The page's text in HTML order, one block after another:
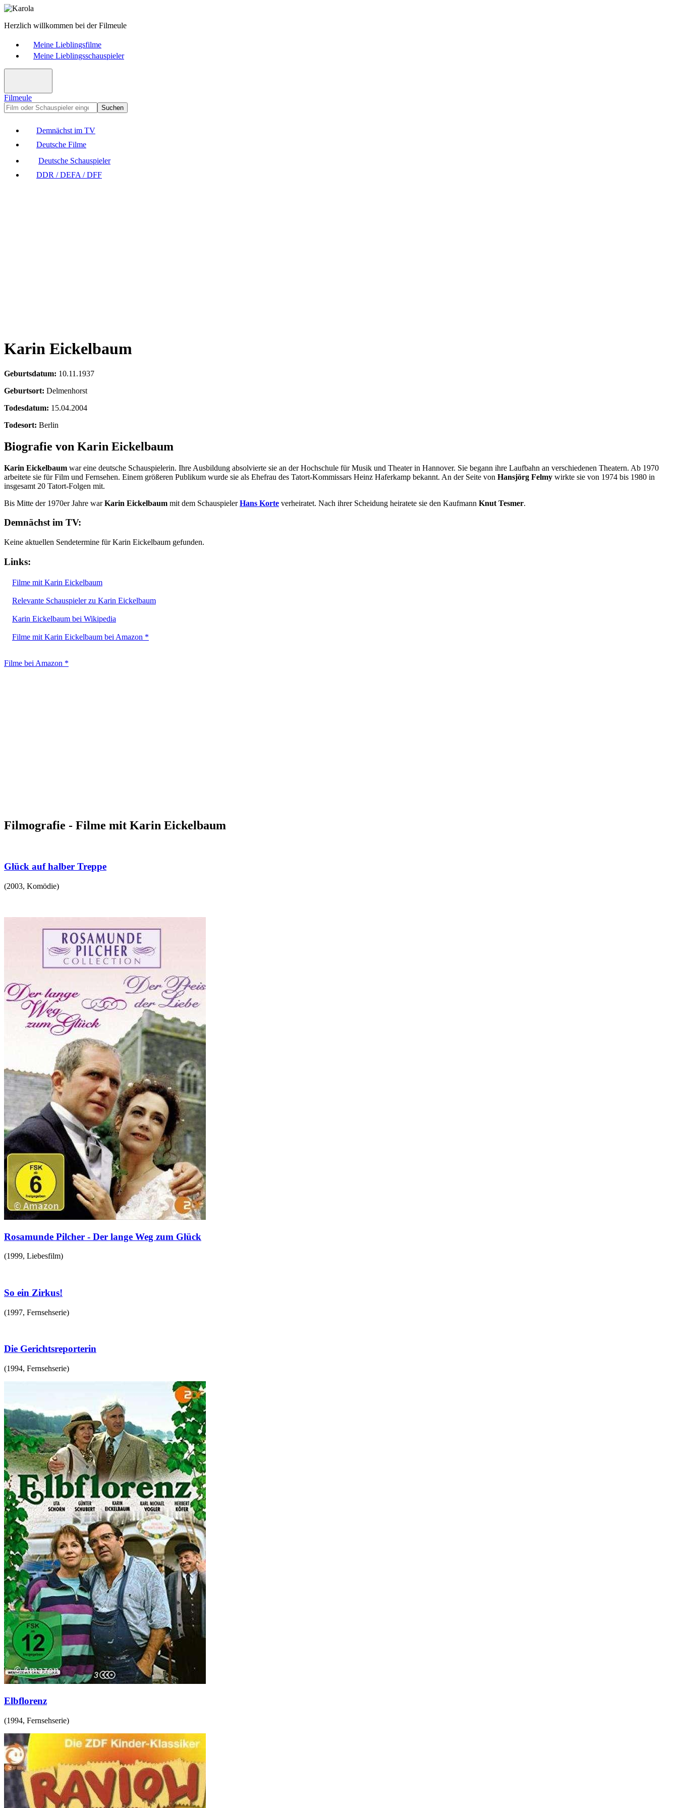
Herzlich willkommen bei der Filmeule
Meine Lieblingsfilme
Meine Lieblingsschauspieler
Filmeule
Suchen
Demnächst im TV
Deutsche Filme
Deutsche Schauspieler
DDR / DEFA / DFF
Karin Eickelbaum
Geburtsdatum: 10.11.1937
Geburtsort: Delmenhorst
Todesdatum: 15.04.2004
Todesort: Berlin
Biografie von Karin Eickelbaum
Karin Eickelbaum war eine deutsche Schauspielerin. Ihre Ausbildung absolvierte sie an der Hochschule für Musik und Theater in Hannover. Sie begann ihre Laufbahn an verschiedenen Theatern. Ab 1970
arbeitete sie für Film und Fernsehen. Einem größeren Publikum wurde sie als Ehefrau des Tatort-Kommissars Heinz Haferkamp bekannt. An der Seite von Hansjörg Felmy wirkte sie von 1974 bis 1980 in
insgesamt 20 Tatort-Folgen mit.
Bis Mitte der 1970er Jahre warKarin Eickelbaum mit dem SchauspielerHans Korte verheiratet. Nach ihrer Scheidung heiratete sie den Kaufmann Knut Tesmer.
Demnächst im TV:
Keine aktuellen Sendetermine für Karin Eickelbaum gefunden.
Links:
Filme mit Karin Eickelbaum
Relevante Schauspieler zu Karin Eickelbaum
Karin Eickelbaum bei Wikipedia
Filme mit Karin Eickelbaum bei Amazon *
Filme bei Amazon *
Filmografie - Filme mit Karin Eickelbaum
Glück auf halber Treppe
(2003, Komödie)
Rosamunde Pilcher - Der lange Weg zum Glück
(1999, Liebesfilm)
So ein Zirkus!
(1997, Fernsehserie)
Die Gerichtsreporterin
(1994, Fernsehserie)
Elbflorenz
(1994, Fernsehserie)